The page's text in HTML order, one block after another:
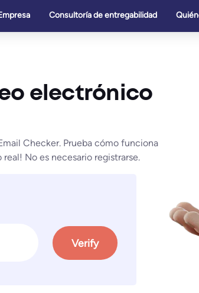
Consultoría de entregabilidad
electrónico
Checker. Prueba cómo funciona
No es necesario registrarse.
Verify